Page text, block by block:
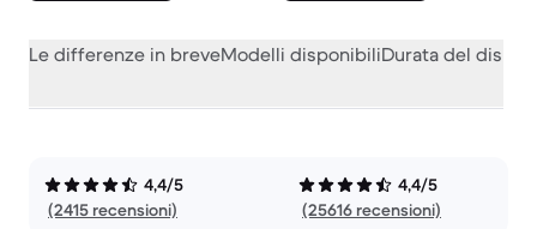
Le differenze in breveModelli disponibiliDurata del
4,4/5
(2415 recensioni)
4,4/5
(25616 recensioni)